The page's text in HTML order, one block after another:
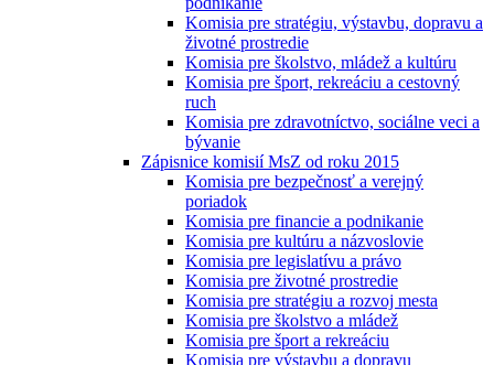
Komisia pre stratégiu, výstavbu, dopravu a
životné prostredie
Komisia pre školstvo, mládež a kultúru
Komisia pre šport, rekreáciu a cestovný
ruch
Komisia pre zdravotníctvo, sociálne veci a
bývanie
Zápisnice komisií MsZ od roku 2015
Komisia pre bezpečnosť a verejný
poriadok
Komisia pre financie a podnikanie
Komisia pre kultúru a názvoslovie
Komisia pre legislatívu a právo
Komisia pre životné prostredie
Komisia pre stratégiu a rozvoj mesta
Komisia pre školstvo a mládež
Komisia pre šport a rekreáciu
Komisia pre výstavbu a dopravu